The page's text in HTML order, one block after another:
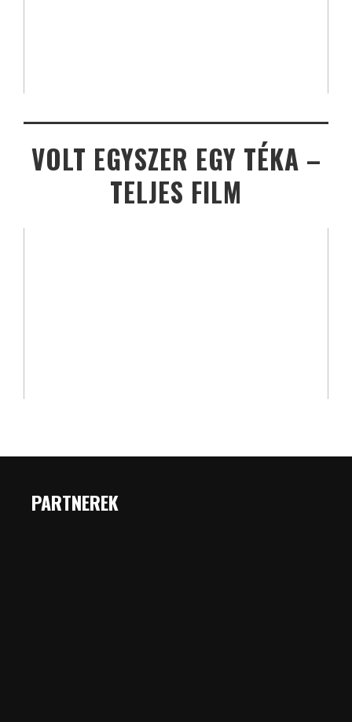
VOLT EGYSZER EGY TÉKA –
TELJES FILM
PARTNEREK